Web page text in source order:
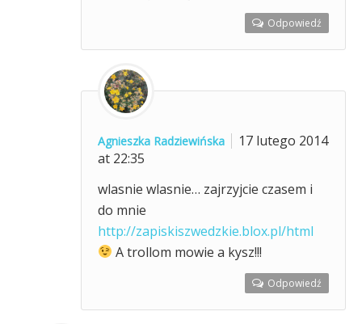
Odpowiedź
Agnieszka Radziewińska
17 lutego 2014
at 22:35
wlasnie wlasnie… zajrzyjcie czasem i
do mnie
http://zapiskiszwedzkie.blox.pl/html
A trollom mowie a kysz!!!
Odpowiedź